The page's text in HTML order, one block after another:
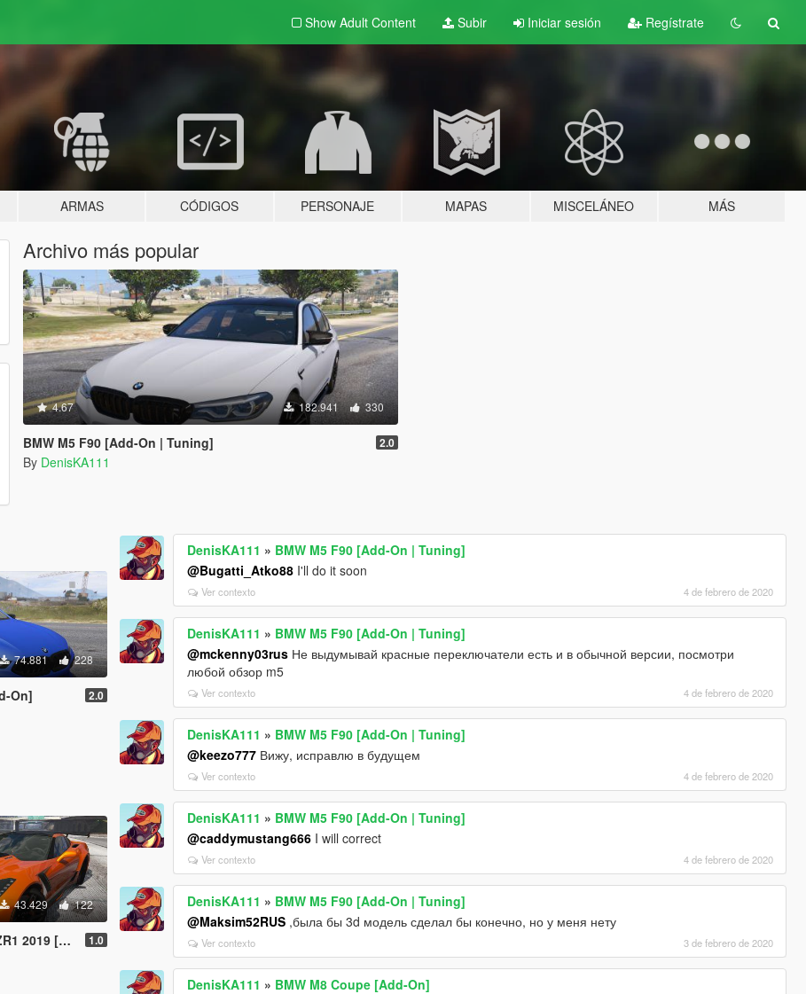
Show Adult Content Subir Iniciar sesión Regístrate
ARMAS CÓDIGOS PERSONAJE MAPAS MISCELÁNEO MÁS
Archivo más popular
4.67 182.941 330
BMW M5 F90 [Add-On | Tuning] 2.0
By DenisKA111
74.881 228
On] 2.0
43.429 122
[Add-On] 1.0
DenisKA111 » BMW M5 F90 [Add-On | Tuning]
@Bugatti_Atko88 I'll do it soon
Ver contexto 4 de febrero de 2020
DenisKA111 » BMW M5 F90 [Add-On | Tuning]
@mckenny03rus Не выдумывай красные переключатели есть и в обычной версии, посмотри
любой обзор m5
Ver contexto 4 de febrero de 2020
DenisKA111 » BMW M5 F90 [Add-On | Tuning]
@keezo777 Вижу, исправлю в будущем
Ver contexto 4 de febrero de 2020
DenisKA111 » BMW M5 F90 [Add-On | Tuning]
@caddymustang666 I will correct
Ver contexto 4 de febrero de 2020
DenisKA111 » BMW M5 F90 [Add-On | Tuning]
@Maksim52RUS ,была бы 3d модель сделал бы конечно, но у меня нету
Ver contexto 3 de febrero de 2020
DenisKA111 » BMW M8 Coupe [Add-On]